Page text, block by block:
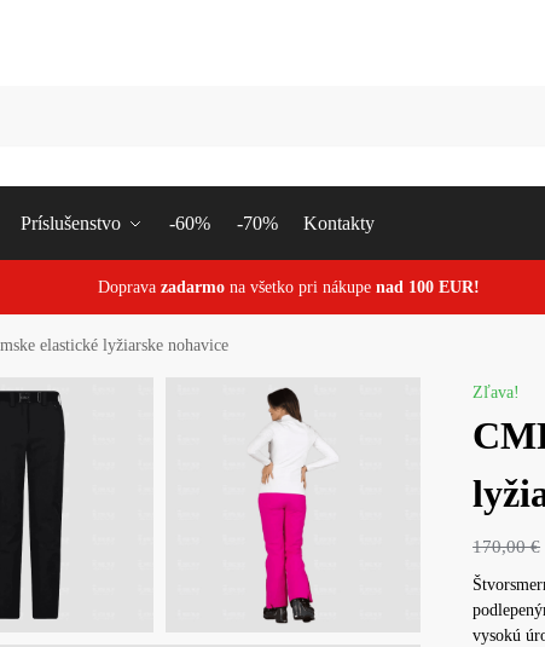
Príslušenstvo -60% -70% Kontakty
Doprava zadarmo na všetko pri nákupe nad 100 EUR!
elastické lyžiarske nohavice
Zľava!
170,00€
vysokú